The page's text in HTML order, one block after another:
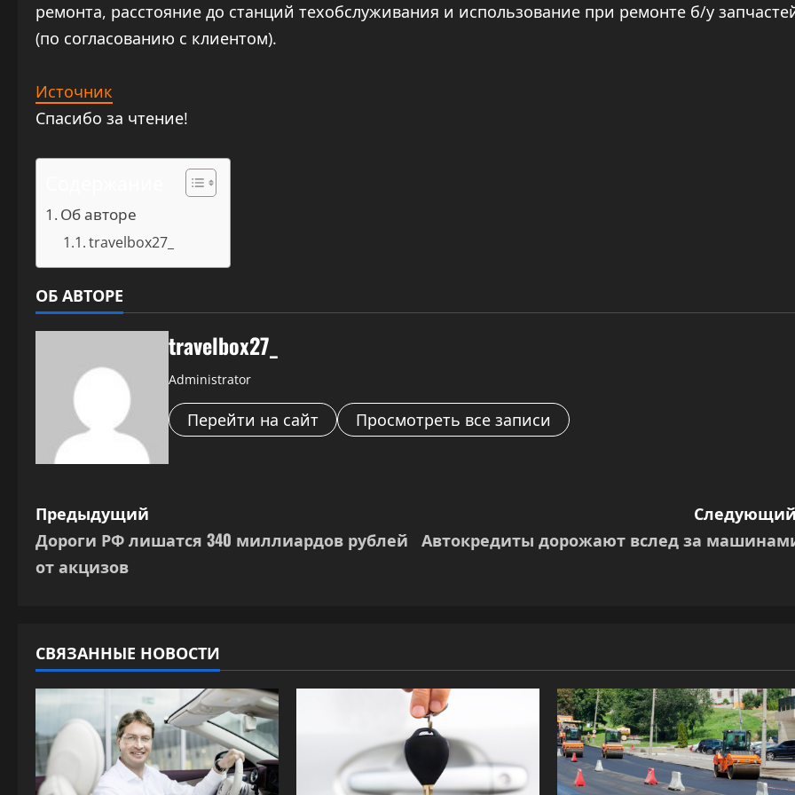
ремонта, расстояние до станций техобслуживания и использование при ремонте б/у
(по согласованию с клиентом).
Источник
Спасибо за чтение!
Об авторе
travelbox27_
ОБ АВТОРЕ
travelbox27_
Administrator
Перейти на сайт Просмотреть все записи
Н
а
г
а
ц
и
Предыдущий
Дороги РФ лишатся 340 миллиардов рублей
от акцизов
Автокредиты дорожают вслед за
СВЯЗАННЫЕ НОВОСТИ